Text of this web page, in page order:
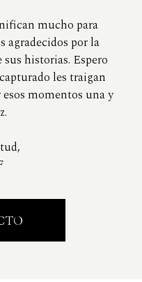
mucho para
agradecidos por la
historias. Espero
les traigan
momentos una y